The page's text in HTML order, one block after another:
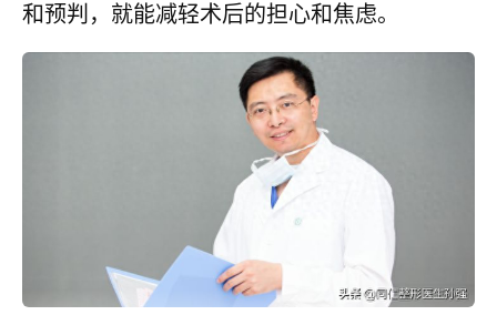
和预判，就能减轻术后的担心和焦虑。